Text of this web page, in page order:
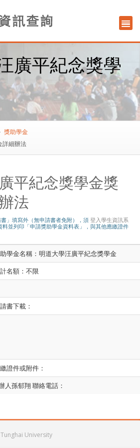
廣平紀念獎學
獎助學金
詳細辦法
平紀念獎學金獎
法
」填寫外（無申請書者免附），須 登入學生資訊系
並列印「申請獎助學金資料表」，與其他應繳證件
學金名稱：明道大學汪廣平紀念獎學金
名額：不限
書下載：
證件或附件：
人孫郁翔 聯絡電話：
University